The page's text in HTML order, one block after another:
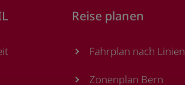
Reise planen
Fahrplan nach Linien
Zonenplan Bern